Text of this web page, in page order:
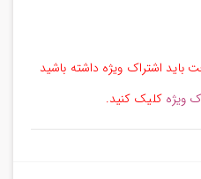
باید اشتراک ویژه داشته باشید
ویژه کلیک کنید.